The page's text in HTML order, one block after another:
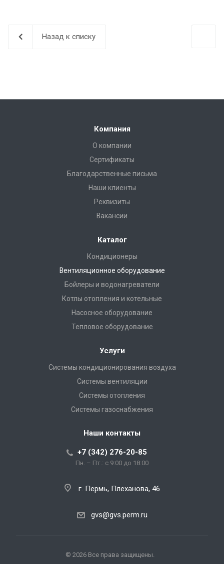
Назад к списку
Компания
О компании
Сертификаты
Благодарственные письма
Наши клиенты
Реквизиты
Вакансии
Каталог
Кондиционеры
Вентиляционное оборудование
Бойлеры и водонагреватели
Котлы отопления и котельные
Насосное оборудование
Тепловое оборудование
Услуги
Системы кондиционирования воздуха
Системы вентиляции
Системы отопления
Системы газоснабжения
Наши контакты
+7 (342) 276-20-85
Пн. – Пт.: с 9:00 до 18:00
г. Пермь, Плеханова, 46
gvs@gvs.perm.ru
© 2026 Все права защищены.